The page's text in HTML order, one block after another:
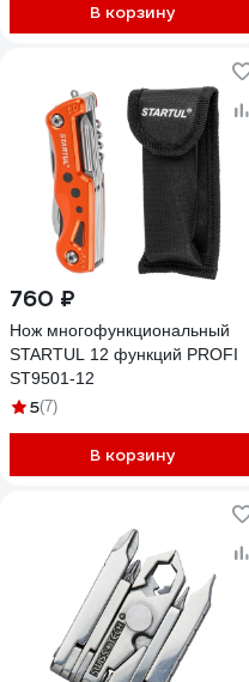
В корзину
760 ₽
Нож многофункциональный
STARTUL 12 функций PROFI
ST9501-12
5(7)
В корзину